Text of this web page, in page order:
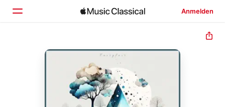
Anmelden
Startseite